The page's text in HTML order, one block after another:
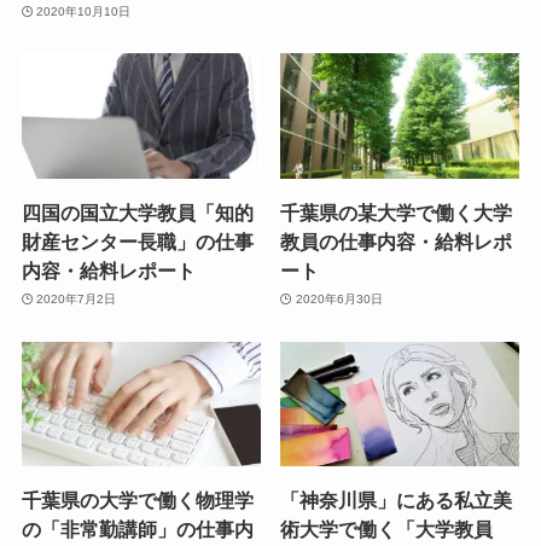
2020年10月10日
四国の国立大学教員「知的
財産センター長職」の仕事
内容・給料レポート
2020年7月2日
千葉県の某大学で働く大学
教員の仕事内容・給料レポ
ート
2020年6月30日
千葉県の大学で働く物理学
の「非常勤講師」の仕事内
「神奈川県」にある私立美
術大学で働く「大学教員